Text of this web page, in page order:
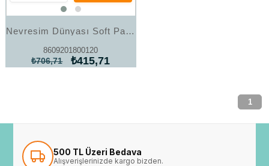
Nevresim Dünyası Soft Pamuk Ayak Havlusu 50x70 Cm
8609201800120
₺415,71
₺706,71
1
500 TL Üzeri Bedava
Alışverişlerinizde kargo bizden.